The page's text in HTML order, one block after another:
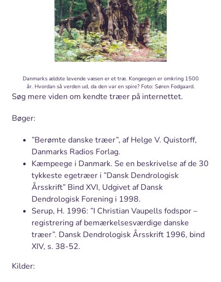
Danmarks ældste levende væsen er et træ. Kongeegen er omkring 1500
år. Hvordan så verden ud, da den var en spire? Foto: Søren Fodgaard.
Søg mere viden om kendte træer på internettet.
Bøger:
”Berømte danske træer”, af Helge V. Quistorff,
Danmarks Radios Forlag.
Kæmpeege i Danmark. Se en beskrivelse af de 30
tykkeste egetræer i ”Dansk Dendrologisk
Årsskrift” Bind XVI, Udgivet af Dansk
Dendrologisk Forening i 1998.
Serup, H. 1996: ”I Christian Vaupells fodspor –
registrering af bemærkelsesværdige danske
træer”. Dansk Dendrologisk Årsskrift 1996, bind
XIV, s. 38-52.
Kilder: